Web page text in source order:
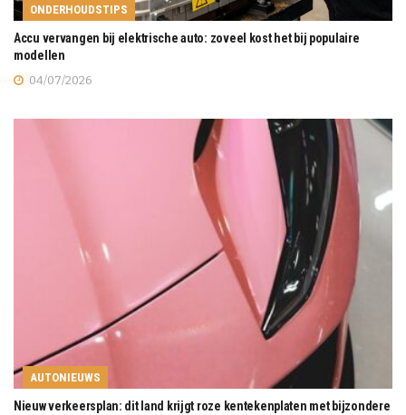
ONDERHOUDSTIPS
Accu vervangen bij elektrische auto: zoveel kost het bij populaire
modellen
04/07/2026
AUTONIEUWS
Nieuw verkeersplan: dit land krijgt roze kentekenplaten met bijzondere